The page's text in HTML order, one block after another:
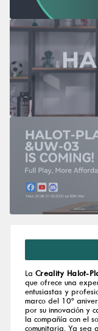
La Creality Halot-
que ofrece una
entusiastas y
marco del 10º
por su innovación y
la compañía con el
comunitaria. Ya sea